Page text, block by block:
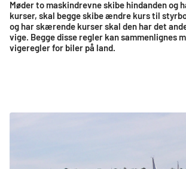
Møder to maskindrevne skibe hindanden og
kurser, skal begge skibe ændre kurs til
og har skærende kurser skal den har det
vige. Begge disse regler kan sammenlignes
vigeregler for biler på land.